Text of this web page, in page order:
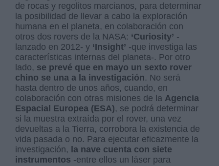
de rocas y regolitos marcianos, para determinar
la posibilidad de llevar a cabo la exploración
humana en el planeta, en colaboración con
otros dos rovers de la NASA: ‘Curiosity’ -
lanzado en 2012- y ‘Insight’ -que investiga las
características internas del planeta-. Por otro
lado, se prevé que en mayo un sexto rover
chino se una a la investigación. No será
hasta dentro de unos años, cuando, en
colaboración con otras misiones de la Agencia
Espacial Europea (ESA), se podrá determinar
si la muestra extraída por el rover, una vez
devueltas a la Tierra, corrobora la existencia de
vida pasada o no. Para ejecutar eficazmente la
investigación, la nave cuenta con siete
instrumentos -entre ellos un láser para